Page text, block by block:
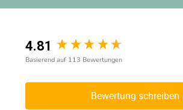
4.81
Basierend auf 113 Bewertungen
Bewertung schreiben
New content loaded